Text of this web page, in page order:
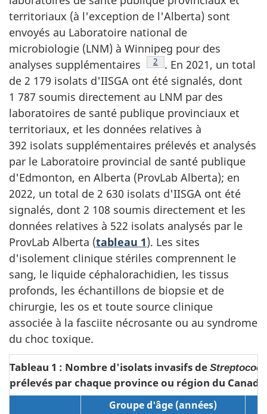
territoriaux (à l'exception de l'Alberta) sont
envoyés au Laboratoire national de
microbiologie (LNM) à Winnipeg pour des
analyses supplémentaires
Note de bas de page
2
. En 2021, un total
de 2 179 isolats d'IISGA ont été signalés, dont
1 787 soumis directement au LNM par des
laboratoires de santé publique provinciaux et
territoriaux, et les données relatives à
392 isolats supplémentaires prélevés et analysés
par le Laboratoire provincial de santé publique
d'Edmonton, en Alberta (ProvLab Alberta); en
2022, un total de 2 630 isolats d'IISGA ont été
signalés, dont 2 108 soumis directement et les
données relatives à 522 isolats analysés par le
ProvLab Alberta (tableau 1). Les sites
d'isolement clinique stériles comprennent le
sang, le liquide céphalorachidien, les tissus
profonds, les échantillons de biopsie et de
chirurgie, les os et toute source clinique
associée à la fasciite nécrosante ou au syndrome
du choc toxique.
Tableau 1 : Nombre d'isolats invasifs de
prélevés par chaque province ou région du Canada,
Groupe d'âge (années)